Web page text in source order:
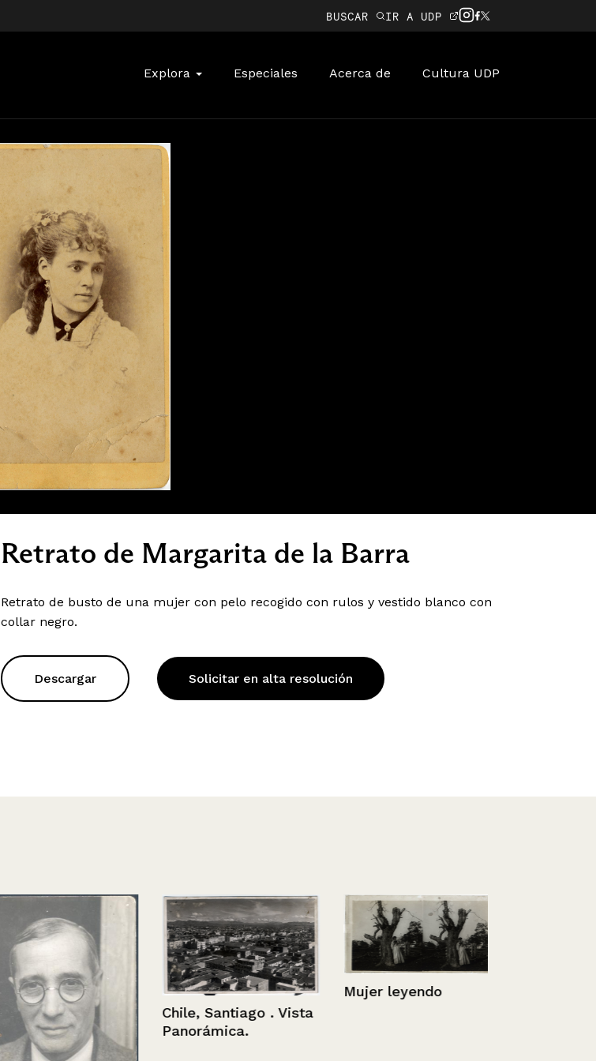
BUSCAR IR A UDP
Explora Especiales Acerca de Cultura UDP
Retrato de Margarita de la Barra
Retrato de busto de una mujer con pelo recogido con rulos y vestido blanco con
collar negro.
Descargar Solicitar en alta resolución
Chile, Santiago . Vista
Panorámica.
Mujer leyendo